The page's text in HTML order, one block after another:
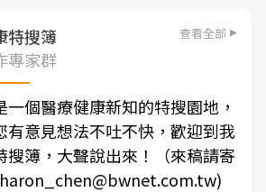
特搜簿 查看全部
專家群
一個醫療健康新知的特搜園地，
有意見想法不吐不快，歡迎到我
搜簿，大聲說出來！（來稿請寄